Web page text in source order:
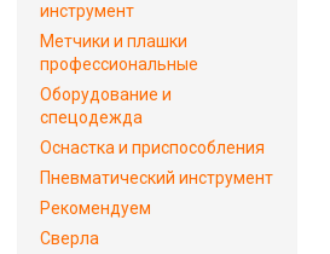
инструмент
Метчики и плашки
профессиональные
Оборудование и
спецодежда
Оснастка и приспособления
Пневматический инструмент
Рекомендуем
Сверла